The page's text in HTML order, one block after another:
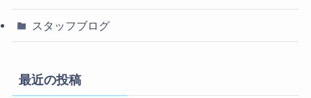
スタッフブログ
最近の投稿